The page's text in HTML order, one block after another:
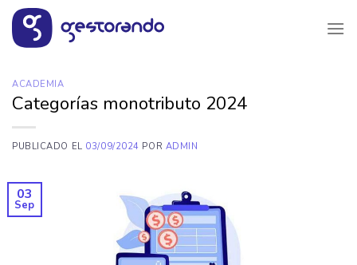
Saltar
contenido
ACADEMIA
Categorías monotributo 2024
PUBLICADO EL 03/09/2024 POR ADMIN
03
Sep